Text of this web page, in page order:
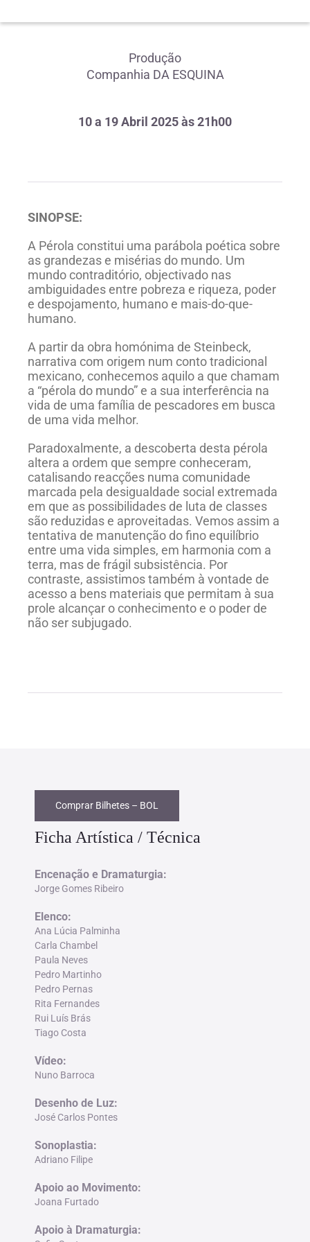
Produção
Companhia DA ESQUINA
10 a 19 Abril 2025 às 21h00
SINOPSE:
A Pérola constitui uma parábola poética sobre
as grandezas e misérias do mundo. Um
mundo contraditório, objectivado nas
ambiguidades entre pobreza e riqueza, poder
e despojamento, humano e mais-do-que-
humano.
A partir da obra homónima de Steinbeck,
narrativa com origem num conto tradicional
mexicano, conhecemos aquilo a que chamam
a “pérola do mundo” e a sua interferência na
vida de uma família de pescadores em busca
de uma vida melhor.
Paradoxalmente, a descoberta desta pérola
altera a ordem que sempre conheceram,
catalisando reacções numa comunidade
marcada pela desigualdade social extremada
em que as possibilidades de luta de classes
são reduzidas e aproveitadas. Vemos assim a
tentativa de manutenção do fino equilíbrio
entre uma vida simples, em harmonia com a
terra, mas de frágil subsistência. Por
contraste, assistimos também à vontade de
acesso a bens materiais que permitam à sua
prole alcançar o conhecimento e o poder de
não ser subjugado.
Comprar Bilhetes – BOL
Ficha Artística / Técnica
Encenação e Dramaturgia:
Jorge Gomes Ribeiro
Elenco:
Ana Lúcia Palminha
Carla Chambel
Paula Neves
Pedro Martinho
Pedro Pernas
Rita Fernandes
Rui Luís Brás
Tiago Costa
Vídeo:
Nuno Barroca
Desenho de Luz:
José Carlos Pontes
Sonoplastia:
Adriano Filipe
Apoio ao Movimento:
Joana Furtado
Apoio à Dramaturgia: